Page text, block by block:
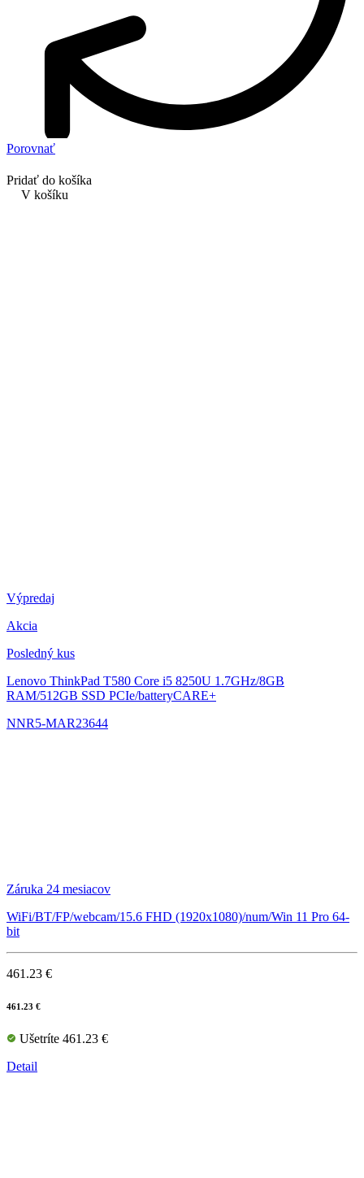
Porovnať
Pridať do košíka
V košíku
Výpredaj
Akcia
Posledný kus
Lenovo ThinkPad T580 Core i5 8250U 1.7GHz/8GB
RAM/512GB SSD PCIe/batteryCARE+
NNR5-MAR23644
Záruka 24 mesiacov
WiFi/BT/FP/webcam/15.6 FHD (1920x1080)/num/Win 11 Pro 64-
bit
461.23 €
461.23 €
Ušetríte 461.23 €
Detail